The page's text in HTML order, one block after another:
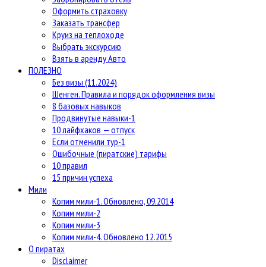
Оформить страховку
Заказать трансфер
Круиз на теплоходе
Выбрать экскурсию
Взять в аренду Авто
ПОЛЕЗНО
Без визы (11.2024)
Шенген. Правила и порядок оформления визы
8 базовых навыков
Продвинутые навыки-1
10 лайфхаков — отпуск
Если отменили тур-1
Ошибочные (пиратские) тарифы
10 правил
15 причин успеха
Мили
Копим мили-1. Обновлено, 09.2014
Копим мили-2
Копим мили-3
Копим мили-4. Обновлено 12.2015
О пиратах
Disclaimer